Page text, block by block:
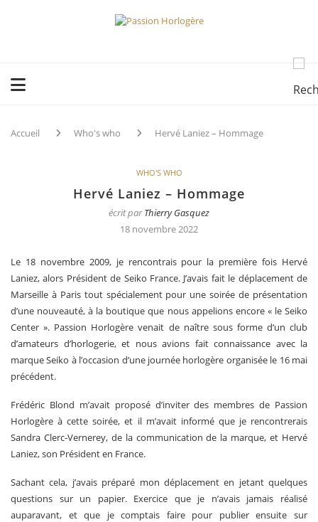
Accueil Who's who Hervé Laniez – Hommage
WHO'S WHO
Hervé Laniez – Hommage
écrit parThierry Gasquez
18 novembre 2022
Le 18 novembre 2009, je rencontrais pour la première fois Hervé
Laniez, alors Président de Seiko France. J’avais fait le déplacement de
Marseille à Paris tout spécialement pour une soirée de présentation
d’une nouveauté, à la boutique que nous appelions encore « le Seiko
Center ». Passion Horlogère venait de naître sous forme d’un club
d’amateurs d’horlogerie, et nous avions fait connaissance avec la
marque Seiko à l’occasion d’une journée horlogère organisée le 16 mai
précédent.
Frédéric Blond m’avait proposé d’inviter des membres de Passion
Horlogère à cette soirée, et il m’avait informé que je rencontrerais
Sandra Clerc-Vernerey, de la communication de la marque, et Hervé
Laniez, son Président en France.
Sachant cela, j’avais préparé mon déplacement en jetant quelques
questions sur un papier. Exercice que je n’avais jamais réalisé
auparavant, et que je comptais faire pour publier ensuite sur